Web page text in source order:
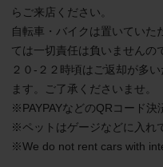
らご来店ください。
自転車・バイクは置いていた
ては一切責任は負いませんの
２０-２２時頃はご返却が多
ます。ご了承くださいませ。
※PAYPAYなどのQRコード
※ペットはゲージなどに入れ
※We do not rent cars with